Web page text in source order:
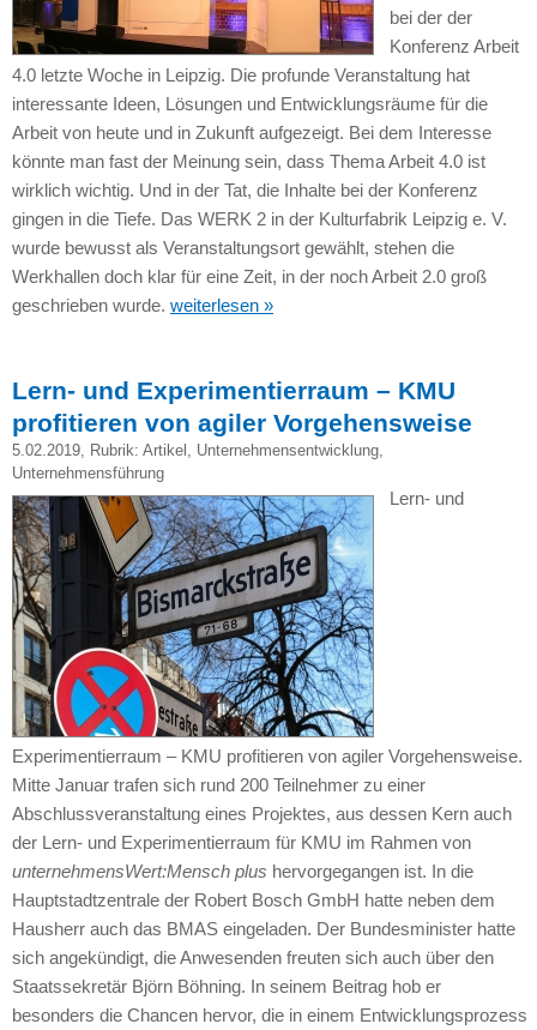
bei der der
Konferenz Arbeit
4.0 letzte Woche in Leipzig. Die profunde Veranstaltung hat
interessante Ideen, Lösungen und Entwicklungsräume für die
Arbeit von heute und in Zukunft aufgezeigt. Bei dem Interesse
könnte man fast der Meinung sein, dass Thema Arbeit 4.0 ist
wirklich wichtig. Und in der Tat, die Inhalte bei der Konferenz
gingen in die Tiefe. Das WERK 2 in der Kulturfabrik Leipzig e. V.
wurde bewusst als Veranstaltungsort gewählt, stehen die
Werkhallen doch klar für eine Zeit, in der noch Arbeit 2.0 groß
geschrieben wurde. weiterlesen »
Lern- und Experimentierraum – KMU
profitieren von agiler Vorgehensweise
5.02.2019, Rubrik: Artikel Unternehmensentwicklung,
Unternehmensführung
Lern- und
Experimentierraum – KMU profitieren von agiler Vorgehensweise.
Mitte Januar trafen sich rund 200 Teilnehmer zu einer
Abschlussveranstaltung eines Projektes, aus dessen Kern auch
der Lern- und Experimentierraum für KMU im Rahmen von
unternehmensWert:Mensch plus hervorgegangen ist. In die
Hauptstadtzentrale der Robert Bosch GmbH hatte neben dem
Hausherr auch das BMAS eingeladen. Der Bundesminister hatte
sich angekündigt, die Anwesenden freuten sich auch über den
Staatssekretär Björn Böhning. In seinem Beitrag hob er
besonders die Chancen hervor, die in einem Entwicklungsprozess